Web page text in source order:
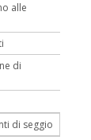
alle
di
di seggio